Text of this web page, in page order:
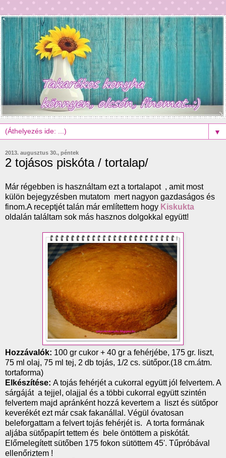
▼
2013. augusztus 30., péntek
2 tojásos piskóta / tortalap/
Már régebben is használtam ezt a tortalapot , amit most
külön bejegyzésben mutatom mert nagyon gazdaságos és
finom.A receptjét talán már említettem hogy Kiskukta
oldalán találtam sok más hasznos dolgokkal együtt!
Hozzávalók: 100 gr cukor + 40 gr a fehérjébe, 175 gr. liszt,
75 ml olaj, 75 ml tej, 2 db tojás, 1/2 cs. sütőpor.(18 cm.átm.
tortaforma)
Elkészítése: A tojás fehérjét a cukorral együtt jól felvertem. A
sárgáját a tejjel, olajjal és a többi cukorral együtt szintén
felvertem majd apránként hozzá kevertem a liszt és sütőpor
keverékét ezt már csak fakanállal. Végül óvatosan
beleforgattam a felvert tojás fehérjét is. A torta formának
aljába sütőpapírt tettem és bele öntöttem a piskótát.
Előmelegített sütőben 175 fokon sütöttem 45'. Tűpróbával
ellenőriztem !